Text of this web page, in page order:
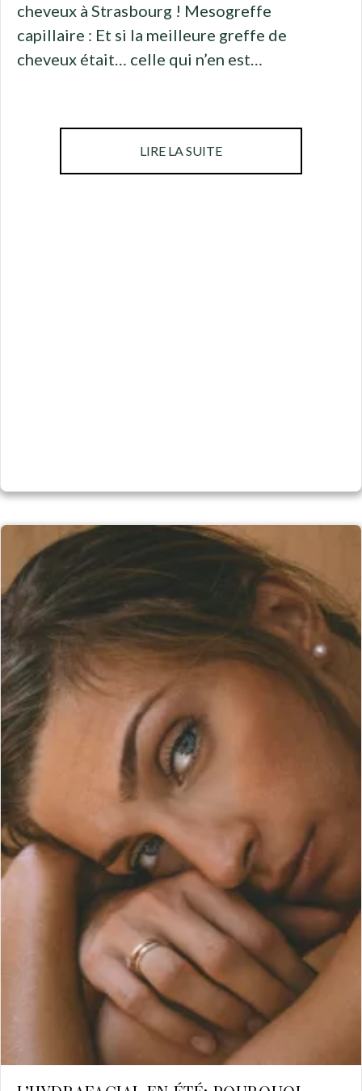
cheveux à Strasbourg ! Mesogreffe
capillaire : Et si la meilleure greffe de
cheveux était… celle qui n’en est…
LIRE LA SUITEABOUT MÉSOGREFFE